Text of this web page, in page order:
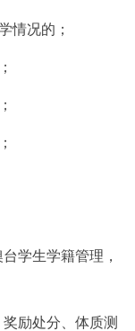
况的；
学生学籍管理，
励处分、体质测